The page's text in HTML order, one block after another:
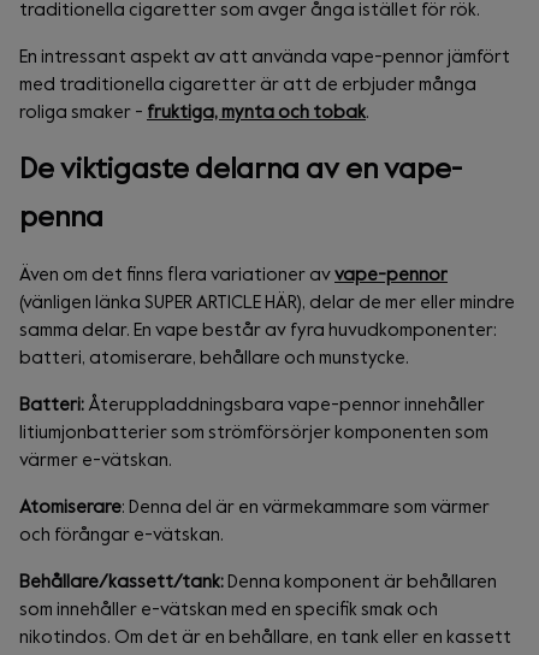
traditionella cigaretter som avger ånga istället för rök.
En intressant aspekt av att använda vape-pennor jämfört
med traditionella cigaretter är att de erbjuder många
roliga smaker - fruktiga, mynta och tobak.
De viktigaste delarna av en vape-
penna
Även om det finns flera variationer av vape-pennor
(vänligen länka SUPER ARTICLE HÄR), delar de mer eller mindre
samma delar. En vape består av fyra huvudkomponenter:
batteri, atomiserare, behållare och munstycke.
Batteri: Återuppladdningsbara vape-pennor innehåller
litiumjonbatterier som strömförsörjer komponenten som
värmer e-vätskan.
Atomiserare: Denna del är en värmekammare som värmer
och förångar e-vätskan.
Behållare/kassett/tank: Denna komponent är behållaren
som innehåller e-vätskan med en specifik smak och
nikotindos. Om det är en behållare, en tank eller en kassett